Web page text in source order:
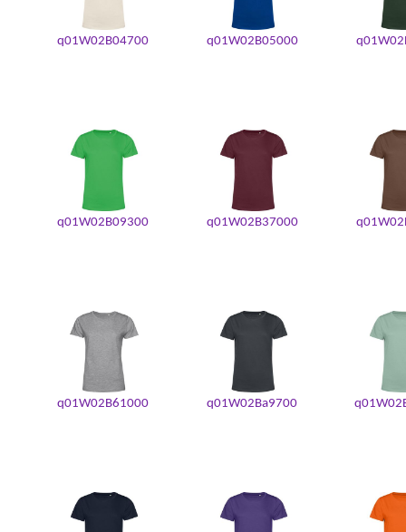
q01W02B04700 q01W02B05000
q01W02B09300 q01W02B37000
q01W02B61000 q01W02Ba9700